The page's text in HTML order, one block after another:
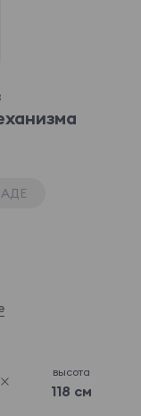
высота
118 см